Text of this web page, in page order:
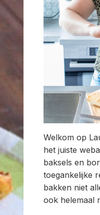
Welkom op
het juiste
baksels en
toegankelijke
bakken niet
ook helemaal